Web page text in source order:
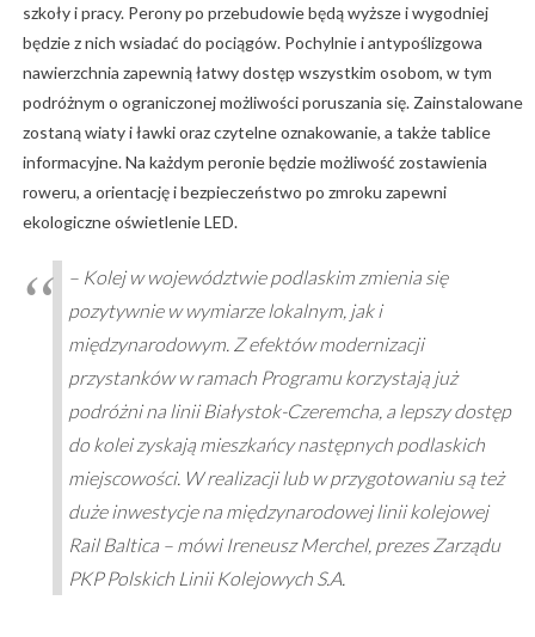
szkoły i pracy. Perony po przebudowie będą wyższe i wygodniej
będzie z nich wsiadać do pociągów. Pochylnie i antypoślizgowa
nawierzchnia zapewnią łatwy dostęp wszystkim osobom, w tym
podróżnym o ograniczonej możliwości poruszania się. Zainstalowane
zostaną wiaty i ławki oraz czytelne oznakowanie, a także tablice
informacyjne. Na każdym peronie będzie możliwość zostawienia
roweru, a orientację i bezpieczeństwo po zmroku zapewni
ekologiczne oświetlenie LED.
– Kolej w województwie podlaskim zmienia się
pozytywnie w wymiarze lokalnym, jak i
międzynarodowym. Z efektów modernizacji
przystanków w ramach Programu korzystają już
podróżni na linii Białystok-Czeremcha, a lepszy dostęp
do kolei zyskają mieszkańcy następnych podlaskich
miejscowości. W realizacji lub w przygotowaniu są też
duże inwestycje na międzynarodowej linii kolejowej
Rail Baltica – mówi Ireneusz Merchel, prezes Zarządu
PKP Polskich Linii Kolejowych S.A.